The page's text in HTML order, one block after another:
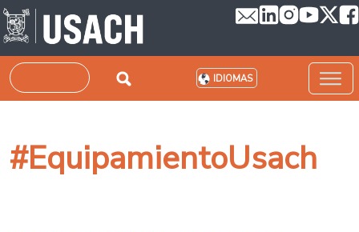
Pasar al contenido principal
Buscar IDIOMAS
#EquipamientoUsach